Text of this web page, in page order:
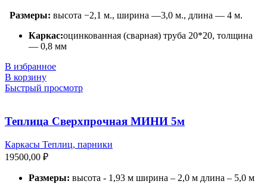
Размеры: высота −2,1 м., ширина —3,0 м., длина — 4 м.
Каркас:оцинкованная (сварная) труба 20*20, толщина
— 0,8 мм
В избранное
В корзину
Быстрый просмотр
Теплица Сверхпрочная МИНИ 5м
Каркасы Теплиц, парники
19500,00 ₽
Размеры: высота - 1,93 м ширина – 2,0 м длина – 5,0 м